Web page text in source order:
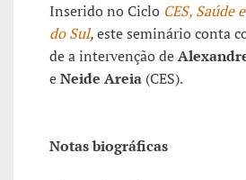
Inserido no Ciclo CES, Saúde
do Sul,este seminário conta
de a intervenção de
eNeide Areia (CES).
Notas biográficas